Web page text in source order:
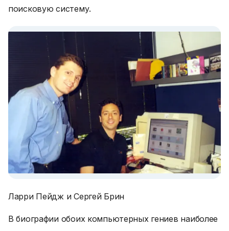
поисковую систему.
Ларри Пейдж и Сергей Брин
В биографии обоих компьютерных гениев наиболее